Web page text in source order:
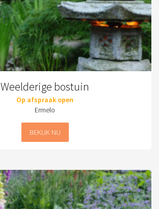
Weelderige bostuin
Op afspraak open
Ermelo
BEKIJK NU